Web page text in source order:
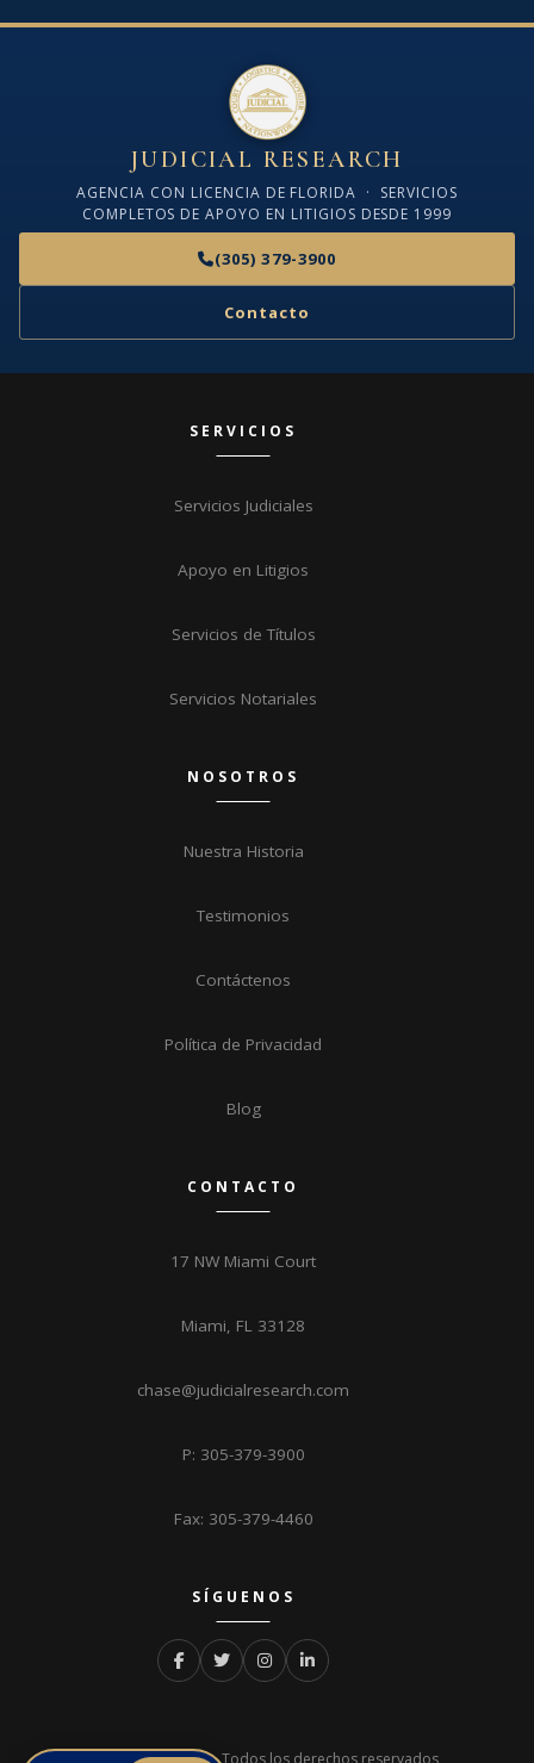
JUDICIAL RESEARCH
AGENCIA CON LICENCIA DE FLORIDA · SERVICIOS
COMPLETOS DE APOYO EN LITIGIOS DESDE 1999
(305) 379-3900
Contacto
SERVICIOS
Servicios Judiciales
Apoyo en Litigios
Servicios de Títulos
Servicios Notariales
NOSOTROS
Nuestra Historia
Testimonios
Contáctenos
Política de Privacidad
Blog
CONTACTO
17 NW Miami Court
Miami, FL 33128
chase@judicialresearch.com
P: 305-379-3900
Fax: 305-379-4460
SÍGUENOS
© 2026 Judicial Research. Todos los derechos reservados